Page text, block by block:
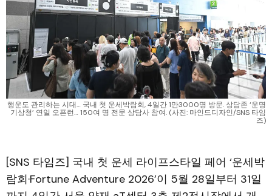
행운도 관리하는 시대… 국내 첫 운세박람회, 4일간 1만3000명 방문. 상담존 ‘운명
기상청’ 연일 오픈런… 150여 명 전문 상담사 참여. (사진: 마인드디자인/SNS 타임
즈)
[SNS 타임즈] 국내 첫 운세 라이프스타일 페어 ‘운세박
람회·Fortune Adventure 2026’이 5월 28일부터 31일